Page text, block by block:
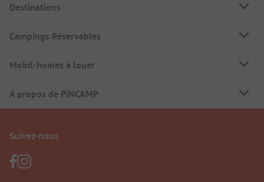
Destinations
Campings Réservables
Mobil-homes à louer
À propos de PiNCAMP
Suivez-nous